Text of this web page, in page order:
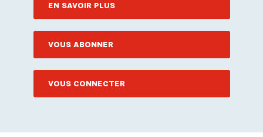
EN SAVOIR PLUS
VOUS ABONNER
VOUS CONNECTER